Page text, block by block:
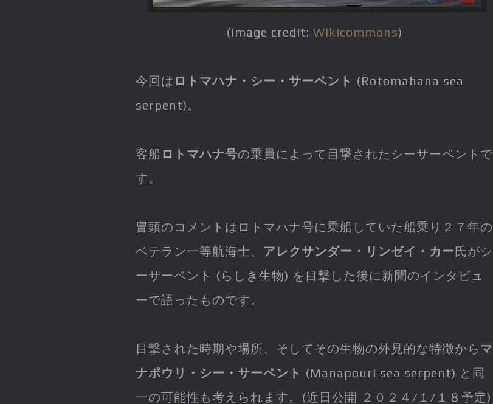
(image credit: Wikicommons)
今回は ロトマハナ・シー・サーペント (Rotomahana sea
serpent)。
客船ロトマハナ号の乗員によって目撃されたシーサーペントで
す。
冒頭のコメントはロトマハナ号に乗船していた船乗り２７年の
ベテラン一等航海士、 アレクサンダー・リンゼイ・カー氏がシ
ーサーペント (らしき生物) を目撃した後に新聞のインタビュ
ーで語ったものです。
目撃された時期や場所、そしてその生物の外見的な特徴から マ
ナポウリ・シー・サーペント (Manapouri sea serpent) と同
一の可能性も考えられます。(近日公開 ２０２４/１/１８予定)